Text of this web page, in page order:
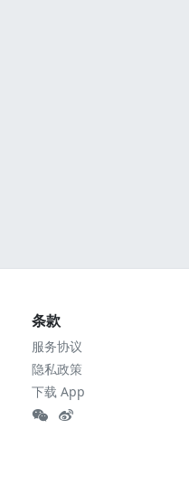
条款
服务协议
隐私政策
下载 App